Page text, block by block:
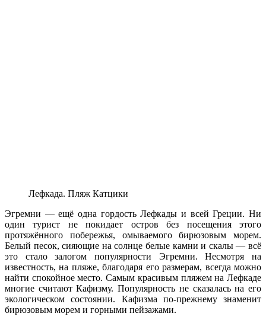
Лефкада. Пляж Катцики
Эгремни — ещё одна гордость Лефкады и всей Греции. Ни
один турист не покидает остров без посещения этого
протяжённого побережья, омываемого бирюзовым морем.
Белый песок, сияющие на солнце белые камни и скалы — всё
это стало залогом популярности Эгремни. Несмотря на
известность, на пляже, благодаря его размерам, всегда можно
найти спокойное место. Самым красивым пляжем на Лефкаде
многие считают Кафизму. Популярность не сказалась на его
экологическом состоянии. Кафизма по-прежнему знаменит
бирюзовым морем и горными пейзажами.